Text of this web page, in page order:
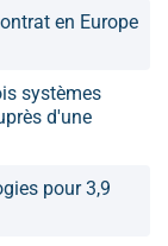
en Europe
systèmes
d'une
pour 3,9